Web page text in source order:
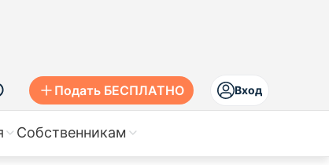
Подать БЕСПЛАТНО Вход
Собственникам